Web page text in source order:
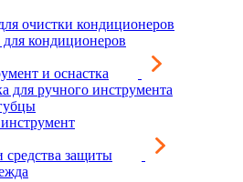
очистки кондиционеров
кондиционеров
и оснастка
для ручного инструмента
защиты